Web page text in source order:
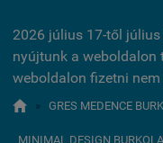
2026 július 17-től
nyújtunk a weboldalon
weboldalon fizetni nem
 » GRES MEDENCE
MINIMAL DESIGN